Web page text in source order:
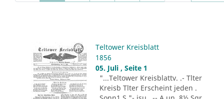
Teltower Kreisblatt
1856
05. Juli , Seite 1
"...Teltower Kreisblattv. .- Tlter
Kreisb Tlter Erscheint jeden .